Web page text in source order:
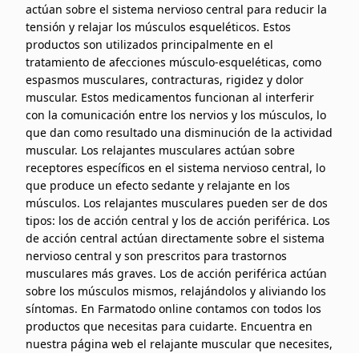
actúan sobre el sistema nervioso central para reducir la
tensión y relajar los músculos esqueléticos. Estos
productos son utilizados principalmente en el
tratamiento de afecciones músculo-esqueléticas, como
espasmos musculares, contracturas, rigidez y dolor
muscular. Estos medicamentos funcionan al interferir
con la comunicación entre los nervios y los músculos, lo
que dan como resultado una disminución de la actividad
muscular. Los relajantes musculares actúan sobre
receptores específicos en el sistema nervioso central, lo
que produce un efecto sedante y relajante en los
músculos. Los relajantes musculares pueden ser de dos
tipos: los de acción central y los de acción periférica. Los
de acción central actúan directamente sobre el sistema
nervioso central y son prescritos para trastornos
musculares más graves. Los de acción periférica actúan
sobre los músculos mismos, relajándolos y aliviando los
síntomas. En Farmatodo online contamos con todos los
productos que necesitas para cuidarte. Encuentra en
nuestra página web el relajante muscular que necesites,